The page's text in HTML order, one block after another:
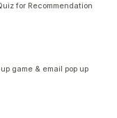
for Recommendation
game & email pop up